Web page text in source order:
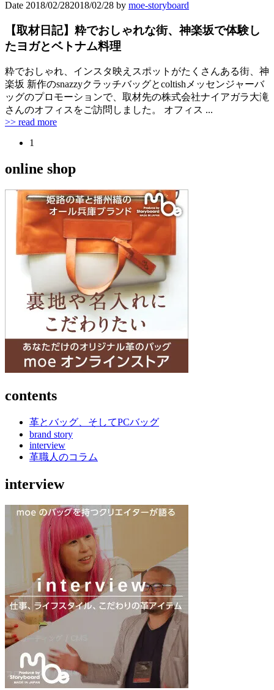
Date 2018/02/282018/02/28 by moe-storyboard
【取材日記】粋でおしゃれな街、神楽坂で体験し
たヨガとベトナム料理
粋でおしゃれ、インスタ映えスポットがたくさんある街、神
楽坂 新作のsnazzyクラッチバッグとcoltishメッセンジャーバ
ッグのプロモーションで、取材先の株式会社ナイアガラ大滝
さんのオフィスをご訪問しました。 オフィス ...
>> read more
1
online shop
contents
革とバッグ、そしてPCバッグ
brand story
interview
革職人のコラム
interview